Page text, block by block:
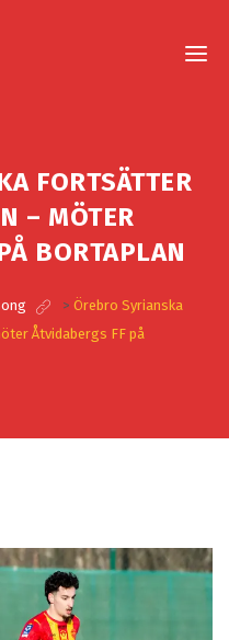
FORTSÄTTER
– MÖTER
BORTAPLAN
> Örebro Syrianska
Åtvidabergs FF på